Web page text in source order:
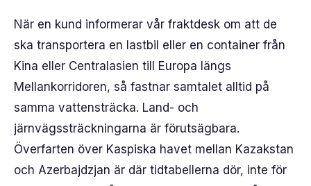
När en kund informerar vår fraktdesk om att de
ska transportera en lastbil eller en container från
Kina eller Centralasien till Europa längs
Mellankorridoren, så fastnar samtalet alltid på
samma vattensträcka. Land- och
järnvägssträckningarna är förutsägbara.
Överfarten över Kaspiska havet mellan Kazakstan
och Azerbajdzjan är där tidtabellerna dör, inte för